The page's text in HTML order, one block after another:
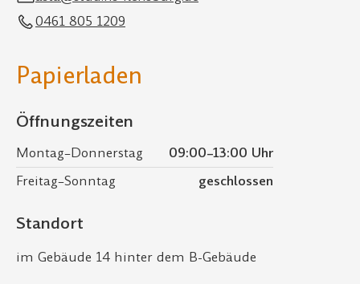
0461 805 1209
Papierladen
Öffnungszeiten
Montag–Donnerstag
09:00–13:00 Uhr
Freitag–Sonntag
geschlossen
Standort
im Gebäude 14 hinter dem B-Gebäude